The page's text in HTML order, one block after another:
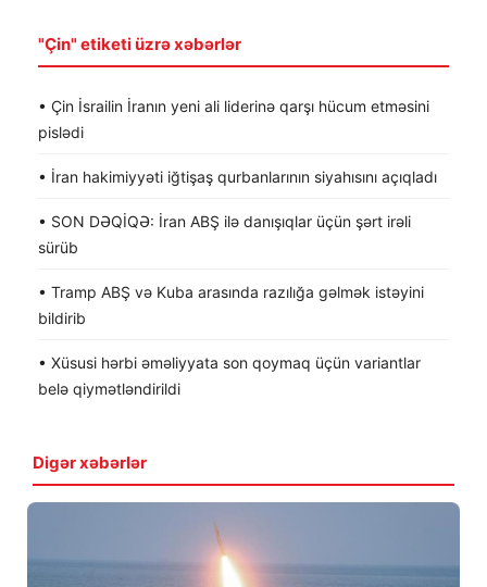
"Çin" etiketi üzrə xəbərlər
• Çin İsrailin İranın yeni ali liderinə qarşı hücum etməsini
pislədi
• İran hakimiyyəti iğtişaş qurbanlarının siyahısını açıqladı
• SON DƏQİQƏ: İran ABŞ ilə danışıqlar üçün şərt irəli
sürüb
• Tramp ABŞ və Kuba arasında razılığa gəlmək istəyini
bildirib
• Xüsusi hərbi əməliyyata son qoymaq üçün variantlar
belə qiymətləndirildi
Digər xəbərlər